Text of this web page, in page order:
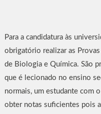
Para a candidatura às
obrigatório realizar as
de Biologia e Química. São
que é lecionado no ensino
normais, um estudante com
obter notas suficientes pois